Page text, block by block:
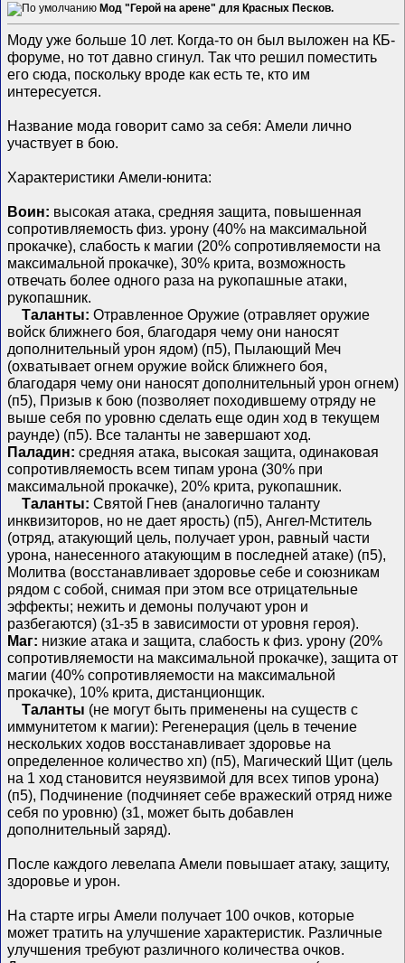
Мод "Герой на арене" для Красных Песков.
Моду уже больше 10 лет. Когда-то он был выложен на КБ-
форуме, но тот давно сгинул. Так что решил поместить
его сюда, поскольку вроде как есть те, кто им
интересуется.
Название мода говорит само за себя: Амели лично
участвует в бою.
Характеристики Амели-юнита:
Воин: высокая атака, средняя защита, повышенная
сопротивляемость физ. урону (40% на максимальной
прокачке), слабость к магии (20% сопротивляемости на
максимальной прокачке), 30% крита, возможность
отвечать более одного раза на рукопашные атаки,
рукопашник.
Таланты: Отравленное Оружие (отравляет оружие
войск ближнего боя, благодаря чему они наносят
дополнительный урон ядом) (п5), Пылающий Меч
(охватывает огнем оружие войск ближнего боя,
благодаря чему они наносят дополнительный урон огнем)
(п5), Призыв к бою (позволяет походившему отряду не
выше себя по уровню сделать еще один ход в текущем
раунде) (п5). Все таланты не завершают ход.
Паладин: средняя атака, высокая защита, одинаковая
сопротивляемость всем типам урона (30% при
максимальной прокачке), 20% крита, рукопашник.
Таланты: Святой Гнев (аналогично таланту
инквизиторов, но не дает ярость) (п5), Ангел-Мститель
(отряд, атакующий цель, получает урон, равный части
урона, нанесенного атакующим в последней атаке) (п5),
Молитва (восстанавливает здоровье себе и союзникам
рядом с собой, снимая при этом все отрицательные
эффекты; нежить и демоны получают урон и
разбегаются) (з1-з5 в зависимости от уровня героя).
Маг: низкие атака и защита, слабость к физ. урону (20%
сопротивляемости на максимальной прокачке), защита от
магии (40% сопротивляемости на максимальной
прокачке), 10% крита, дистанционщик.
Таланты (не могут быть применены на существ с
иммунитетом к магии): Регенерация (цель в течение
нескольких ходов восстанавливает здоровье на
определенное количество хп) (п5), Магический Щит (цель
на 1 ход становится неуязвимой для всех типов урона)
(п5), Подчинение (подчиняет себе вражеский отряд ниже
себя по уровню) (з1, может быть добавлен
дополнительный заряд).
После каждого левелапа Амели повышает атаку, защиту,
здоровье и урон.
На старте игры Амели получает 100 очков, которые
может тратить на улучшение характеристик. Различные
улучшения требуют различного количества очков.